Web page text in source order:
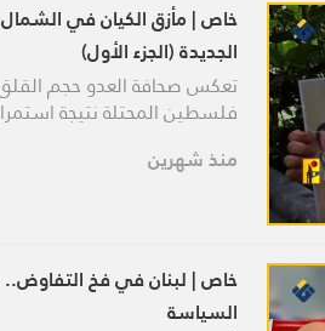
خاص | مأزق الكيان في الشمال
الجديدة (الجزء الأول)
تعكس صحافة العدو حجم
فلسطين المحتلة نتيجة
منذ شهرين
خاص | لبنان في فخ
السياسة